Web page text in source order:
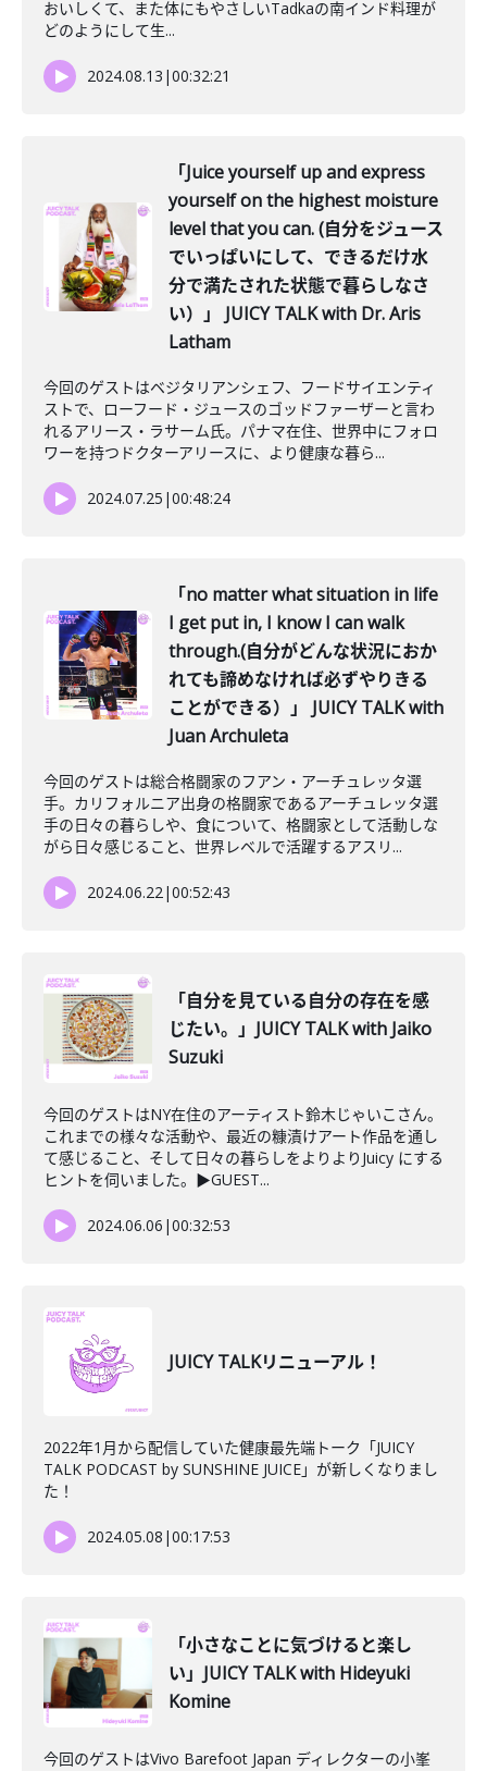
おいしくて、また体にもやさしいTadkaの南インド料理が
どのようにして生...
2024.08.13 |00:32:21
「Juice yourself up and express
yourself on the highest moisture
level that you can. (自分をジュース
でいっぱいにして、できるだけ水
分で満たされた状態で暮らしなさ
い）」 JUICY TALK with Dr. Aris
Latham
今回のゲストはベジタリアンシェフ、フードサイエンティ
ストで、ローフード・ジュースのゴッドファーザーと言わ
れるアリース・ラサーム氏。パナマ在住、世界中にフォロ
ワーを持つドクターアリースに、より健康な暮ら...
2024.07.25 |00:48:24
「no matter what situation in life
I get put in, I know I can walk
through.(自分がどんな状況におか
れても諦めなければ必ずやりきる
ことができる）」 JUICY TALK with
Juan Archuleta
今回のゲストは総合格闘家のフアン・アーチュレッタ選
手。カリフォルニア出身の格闘家であるアーチュレッタ選
手の日々の暮らしや、食について、格闘家として活動しな
がら日々感じること、世界レベルで活躍するアスリ...
2024.06.22|00:52:43
「自分を見ている自分の存在を感
じたい。」JUICY TALK with Jaiko
Suzuki
今回のゲストはNY在住のアーティスト鈴木じゃいこさん。
これまでの様々な活動や、最近の糠漬けアート作品を通し
て感じること、そして日々の暮らしをよりよりJuicy にする
ヒントを伺いました。▶︎GUEST...
2024.06.06 |00:32:53
JUICY TALKリニューアル！
2022年1月から配信していた健康最先端トーク「JUICY
TALK PODCAST by SUNSHINE JUICE」が新しくなりまし
た！
2024.05.08 |00:17:53
「小さなことに気づけると楽し
い」JUICY TALK with Hideyuki
Komine
今回のゲストはVivo Barefoot Japan ディレクターの小峯